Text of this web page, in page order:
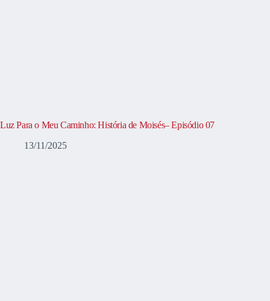
Luz Para o Meu Caminho: História de Moisés– Episódio 07
13/11/2025